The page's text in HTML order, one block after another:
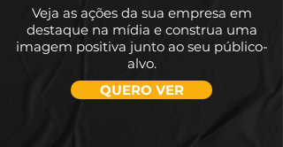
Veja as ações da sua empresa em
destaque na mídia e construa uma
imagem positiva junto ao seu público-
alvo.
QUERO VER